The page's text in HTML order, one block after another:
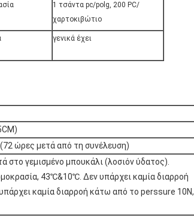
1 τσάντα pc/polg, 200 PC/
χαρτοκιβώτιο
γενικά έχει
ώρες μετά από τη συνέλευση)
στο γεμισμένο μπουκάλι (λοσιόν ύδατος).
43℃&10℃. Δεν υπάρχει καμία διαρροή
καμία διαρροή κάτω από το perssure 10N,